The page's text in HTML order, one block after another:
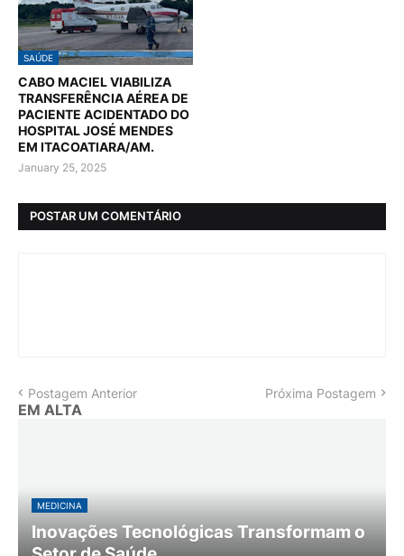
SAÚDE
CABO MACIEL VIABILIZA
TRANSFERÊNCIA AÉREA DE
PACIENTE ACIDENTADO DO
HOSPITAL JOSÉ MENDES
EM ITACOATIARA/AM.
January 25, 2025
POSTAR UM COMENTÁRIO
Postagem Anterior Próxima Postagem
EM ALTA
MEDICINA
Inovações Tecnológicas Transformam o